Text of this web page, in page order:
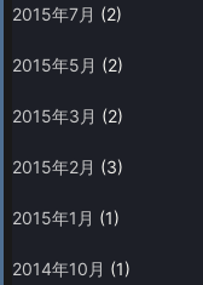
2015年7月 (2)
2015年5月 (2)
2015年3月 (2)
2015年2月 (3)
2015年1月 (1)
2014年10月 (1)